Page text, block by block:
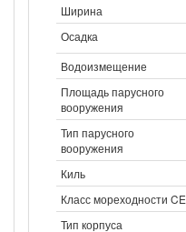
Ширина
Осадка
Водоизмещение
Площадь парусного
вооружения
Тип парусного
вооружения
Киль
Класс мореходности CE
Тип корпуса